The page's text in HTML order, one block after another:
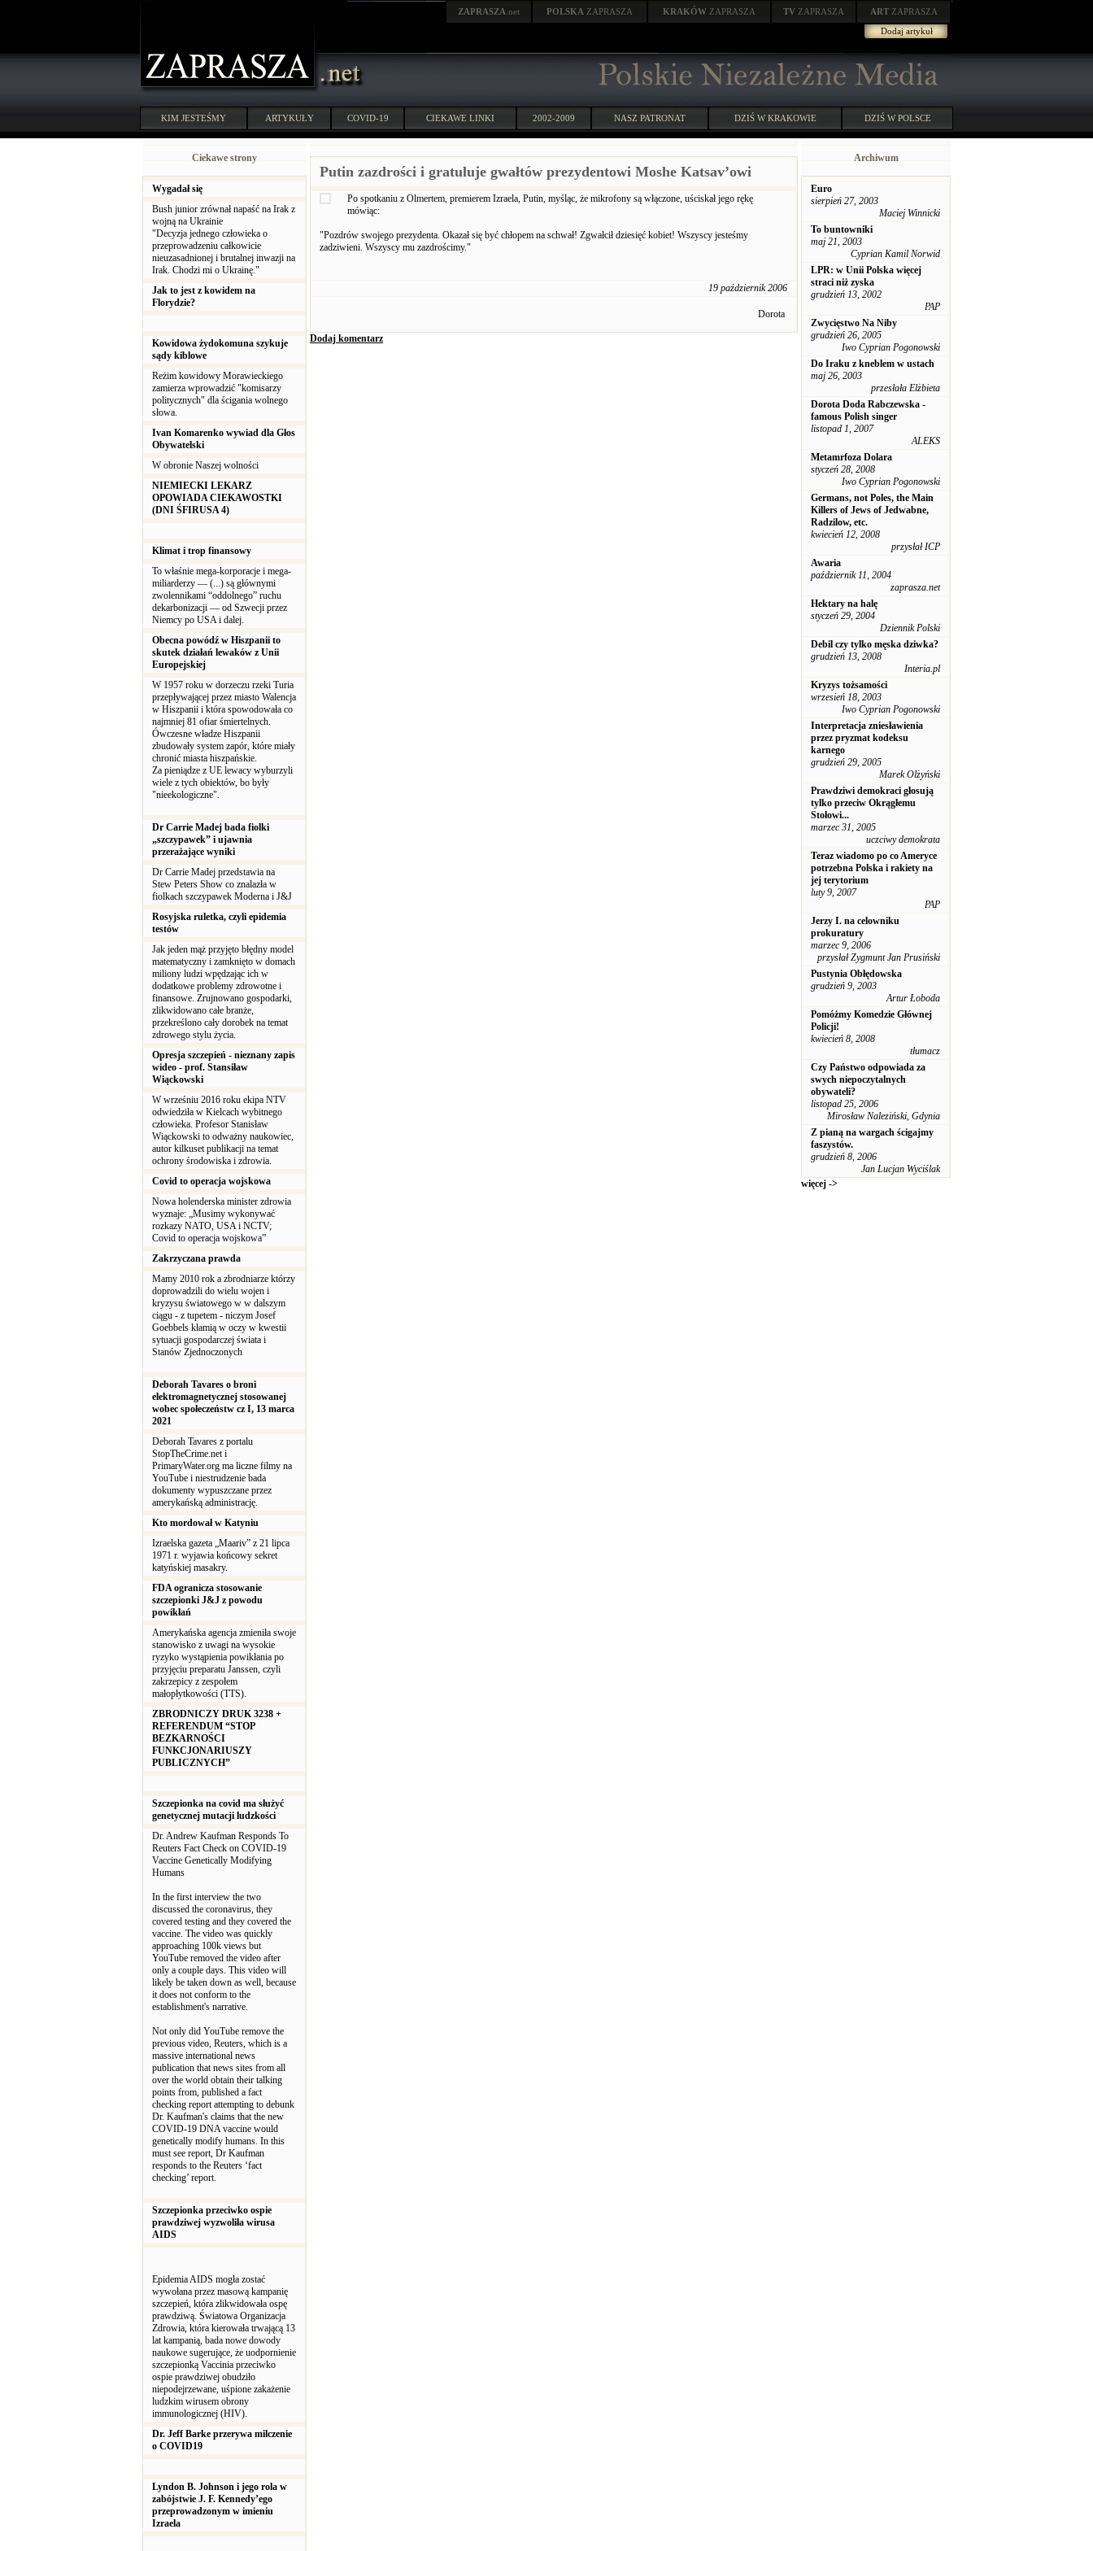
ZAPRASZA .net POLSKA ZAPRASZA KRAKÓW ZAPRASZA TV ZAPRASZA ART ZAPRASZA
Dodaj artykuł
KIM JESTEŚMY ARTYKUŁY COVID-19 CIEKAWE LINKI 2002-2009 NASZ PATRONAT DZIŚ W KRAKOWIE DZIŚ W POLSCE
Ciekawe strony
Wygadał się
Bush junior zrównał napaść na Irak z
wojną na Ukrainie
"Decyzja jednego człowieka o
przeprowadzeniu całkowicie
nieuzasadnionej i brutalnej inwazji na
Irak. Chodzi mi o Ukrainę."
Jak to jest z kowidem na
Florydzie?
Kowidowa żydokomuna szykuje
sądy kiblowe
Reżim kowidowy Morawieckiego
zamierza wprowadzić "komisarzy
politycznych" dla ścigania wolnego
słowa.
Ivan Komarenko wywiad dla Głos
Obywatelski
W obronie Naszej wolności
NIEMIECKI LEKARZ
OPOWIADA CIEKAWOSTKI
(DNI ŚFIRUSA 4)
Klimat i trop finansowy
To właśnie mega-korporacje i mega-
miliarderzy — (...) są głównymi
zwolennikami “oddolnego” ruchu
dekarbonizacji — od Szwecji przez
Niemcy po USA i dalej.
Obecna powódź w Hiszpanii to
skutek działań lewaków z Unii
Europejskiej
W 1957 roku w dorzeczu rzeki Turia
przepływającej przez miasto Walencja
w Hiszpanii i która spowodowała co
najmniej 81 ofiar śmiertelnych.
Ówczesne władze Hiszpanii
zbudowały system zapór, które miały
chronić miasta hiszpańskie.
Za pieniądze z UE lewacy wyburzyli
wiele z tych obiektów, bo były
"nieekologiczne".
Dr Carrie Madej bada fiolki
„szczypawek” i ujawnia
przerażające wyniki
Dr Carrie Madej przedstawia na
Stew Peters Show co znalazła w
fiolkach szczypawek Moderna i J&J
Rosyjska ruletka, czyli epidemia
testów
Jak jeden mąż przyjęto błędny model
matematyczny i zamknięto w domach
miliony ludzi wpędzając ich w
dodatkowe problemy zdrowotne i
finansowe. Zrujnowano gospodarki,
zlikwidowano całe branże,
przekreślono cały dorobek na temat
zdrowego stylu życia.
Opresja szczepień - nieznany zapis
wideo - prof. Stansiław
Wiąckowski
W wrześniu 2016 roku ekipa NTV
odwiedziła w Kielcach wybitnego
człowieka. Profesor Stanisław
Wiąckowski to odważny naukowiec,
autor kilkuset publikacji na temat
ochrony środowiska i zdrowia.
Covid to operacja wojskowa
Nowa holenderska minister zdrowia
wyznaje: „Musimy wykonywać
rozkazy NATO, USA i NCTV;
Covid to operacja wojskowa”
Zakrzyczana prawda
Mamy 2010 rok a zbrodniarze którzy
doprowadzili do wielu wojen i
kryzysu światowego w w dalszym
ciągu - z tupetem - niczym Josef
Goebbels kłamią w oczy w kwestii
sytuacji gospodarczej świata i
Stanów Zjednoczonych
Deborah Tavares o broni
elektromagnetycznej stosowanej
wobec społeczeństw cz I, 13 marca
2021
Deborah Tavares z portalu
StopTheCrime.net i
PrimaryWater.org ma liczne filmy na
YouTube i niestrudzenie bada
dokumenty wypuszczane przez
amerykańską administrację.
Kto mordował w Katyniu
Izraelska gazeta „Maariv” z 21 lipca
1971 r. wyjawia końcowy sekret
katyńskiej masakry.
FDA ogranicza stosowanie
szczepionki J&J z powodu
powikłań
Amerykańska agencja zmieniła swoje
stanowisko z uwagi na wysokie
ryzyko wystąpienia powikłania po
przyjęciu preparatu Janssen, czyli
zakrzepicy z zespołem
małopłytkowości (TTS).
ZBRODNICZY DRUK 3238 +
REFERENDUM “STOP
BEZKARNOŚCI
FUNKCJONARIUSZY
PUBLICZNYCH”
Szczepionka na covid ma służyć
genetycznej mutacji ludzkości
Dr. Andrew Kaufman Responds To
Reuters Fact Check on COVID-19
Vaccine Genetically Modifying
Humans
In the first interview the two
discussed the coronavirus, they
covered testing and they covered the
vaccine. The video was quickly
approaching 100k views but
YouTube removed the video after
only a couple days. This video will
likely be taken down as well, because
it does not conform to the
establishment's narrative.
Not only did YouTube remove the
previous video, Reuters, which is a
massive international news
publication that news sites from all
over the world obtain their talking
points from, published a fact
checking report attempting to debunk
Dr. Kaufman's claims that the new
COVID-19 DNA vaccine would
genetically modify humans. In this
must see report, Dr Kaufman
responds to the Reuters ‘fact
checking’ report.
Szczepionka przeciwko ospie
prawdziwej wyzwoliła wirusa
AIDS
Epidemia AIDS mogła zostać
wywołana przez masową kampanię
szczepień, która zlikwidowała ospę
prawdziwą. Światowa Organizacja
Zdrowia, która kierowała trwającą 13
lat kampanią, bada nowe dowody
naukowe sugerujące, że uodpornienie
szczepionką Vaccinia przeciwko
ospie prawdziwej obudziło
niepodejrzewane, uśpione zakażenie
ludzkim wirusem obrony
immunologicznej (HIV).
Dr. Jeff Barke przerywa milczenie
o COVID19
Lyndon B. Johnson i jego rola w
zabójstwie J. F. Kennedy’ego
przeprowadzonym w imieniu
Izraela
Putin zazdrości i gratuluje gwałtów prezydentowi Moshe Katsav’owi
Po spotkaniu z Olmertem, premierem Izraela, Putin, myśląc, że mikrofony są włączone, uściskał jego rękę
mówiąc:
"Pozdrów swojego prezydenta. Okazał się być chłopem na schwał! Zgwałcił dziesięć kobiet! Wszyscy jesteśmy
zadziwieni. Wszyscy mu zazdrościmy."
19 październik 2006
Dorota
Dodaj komentarz
Archiwum
Euro
sierpień 27, 2003
Maciej Winnicki
To buntowniki
maj 21, 2003
Cyprian Kamil Norwid
LPR: w Unii Polska więcej
straci niż zyska
grudzień 13, 2002
PAP
Zwycięstwo Na Niby
grudzień 26, 2005
Iwo Cyprian Pogonowski
Do Iraku z kneblem w ustach
maj 26, 2003
przesłała Elżbieta
Dorota Doda Rabczewska -
famous Polish singer
listopad 1, 2007
ALEKS
Metamrfoza Dolara
styczeń 28, 2008
Iwo Cyprian Pogonowski
Germans, not Poles, the Main
Killers of Jews of Jedwabne,
Radzilow, etc.
kwiecień 12, 2008
przysłał ICP
Awaria
październik 11, 2004
zaprasza.net
Hektary na halę
styczeń 29, 2004
Dziennik Polski
Debil czy tylko męska dziwka?
grudzień 13, 2008
Interia.pl
Kryzys tożsamości
wrzesień 18, 2003
Iwo Cyprian Pogonowski
Interpretacja zniesławienia
przez pryzmat kodeksu
karnego
grudzień 29, 2005
Marek Olżyński
Prawdziwi demokraci głosują
tylko przeciw Okrągłemu
Stołowi...
marzec 31, 2005
uczciwy demokrata
Teraz wiadomo po co Ameryce
potrzebna Polska i rakiety na
jej terytorium
luty 9, 2007
PAP
Jerzy I. na celowniku
prokuratury
marzec 9, 2006
przysłał Zygmunt Jan Prusiński
Pustynia Obłędowska
grudzień 9, 2003
Artur Łoboda
Pomóżmy Komedzie Głównej
Policji!
kwiecień 8, 2008
tłumacz
Czy Państwo odpowiada za
swych niepoczytalnych
obywateli?
listopad 25, 2006
Mirosław Naleziński, Gdynia
Z pianą na wargach ścigajmy
faszystów.
grudzień 8, 2006
Jan Lucjan Wyciślak
więcej ->